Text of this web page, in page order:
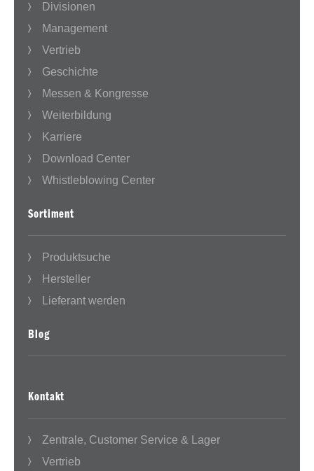
Divisionen
Management
Vertrieb
Geschichte
Messen & Kongresse
Weiterbildung
Karriere
Download Center
Whistleblowing Center
Sortiment
Produktsuche
Hersteller
Lieferant werden
Blog
Kontakt
Zentrale, Customer Service & Lager
Vertrieb